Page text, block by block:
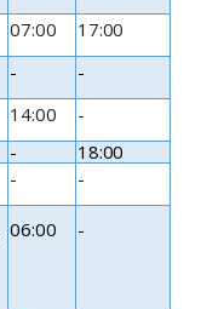
07:00
17:00
-
-
14:00
-
-
18:00
-
-
06:00 -